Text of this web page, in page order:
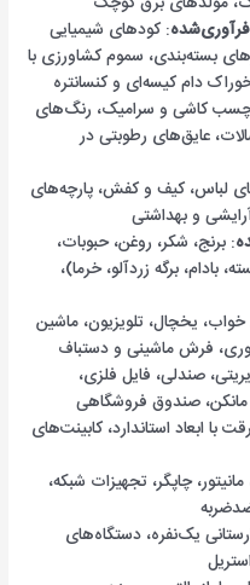
: کودهای شیمیایی
بسته‌بندی، سموم کشاورزی با
دام کیسه‌ای و کنسانتره
چسب کاشی و سرامیک، رنگ‌های
عایق‌های رطوبتی در
لباس، کیف و کفش، پارچه‌های
و بهداشتی
: برنج، شکر، روغن، حبوبات،
بادام، برگه زردآلو، خرما)،
یخچال، تلویزیون، ماشین
فرش ماشینی و دستباف
صندلی، فایل فلزی،
صندوق فروشگاهی
ابعاد استاندارد، کابینت‌های
مانیتور، چاپگر، تجهیزات شبکه،
یک‌نفره، دستگاه‌های